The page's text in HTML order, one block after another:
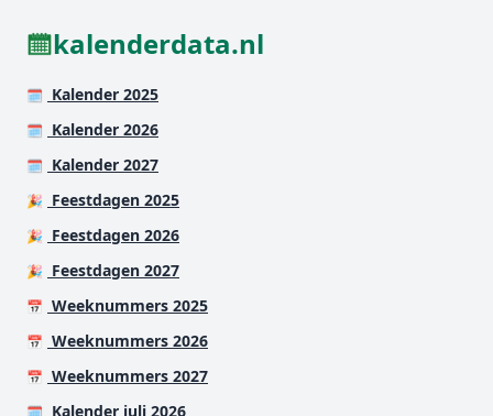
kalenderdata.nl
🗓️ Kalender 2025
🗓️ Kalender 2026
🗓️ Kalender 2027
🎉 Feestdagen 2025
🎉 Feestdagen 2026
🎉 Feestdagen 2027
📅 Weeknummers 2025
📅 Weeknummers 2026
📅 Weeknummers 2027
🗓️ Kalender juli 2026